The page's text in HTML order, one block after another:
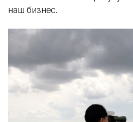
наш бизнес.